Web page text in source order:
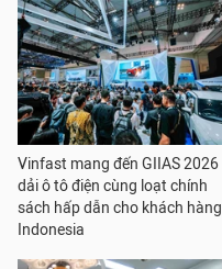
Vinfast mang đến GIIAS 2026
dải ô tô điện cùng loạt chính
sách hấp dẫn cho khách hàng
Indonesia